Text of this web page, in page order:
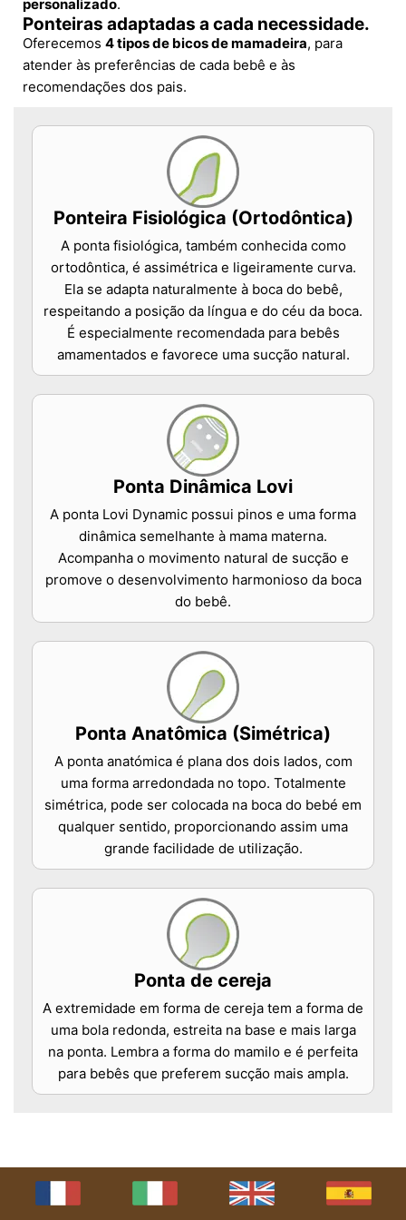
personalizado.
Ponteiras adaptadas a cada necessidade.
Oferecemos 4 tipos de bicos de mamadeira, para
atender às preferências de cada bebê e às
recomendações dos pais.
Ponteira Fisiológica (Ortodôntica)
A ponta fisiológica, também conhecida como
ortodôntica, é assimétrica e ligeiramente curva.
Ela se adapta naturalmente à boca do bebê,
respeitando a posição da língua e do céu da boca.
É especialmente recomendada para bebês
amamentados e favorece uma sucção natural.
Ponta Dinâmica Lovi
A ponta Lovi Dynamic possui pinos e uma forma
dinâmica semelhante à mama materna.
Acompanha o movimento natural de sucção e
promove o desenvolvimento harmonioso da boca
do bebê.
Ponta Anatômica (Simétrica)
A ponta anatómica é plana dos dois lados, com
uma forma arredondada no topo. Totalmente
simétrica, pode ser colocada na boca do bebé em
qualquer sentido, proporcionando assim uma
grande facilidade de utilização.
Ponta de cereja
A extremidade em forma de cereja tem a forma de
uma bola redonda, estreita na base e mais larga
na ponta. Lembra a forma do mamilo e é perfeita
para bebês que preferem sucção mais ampla.